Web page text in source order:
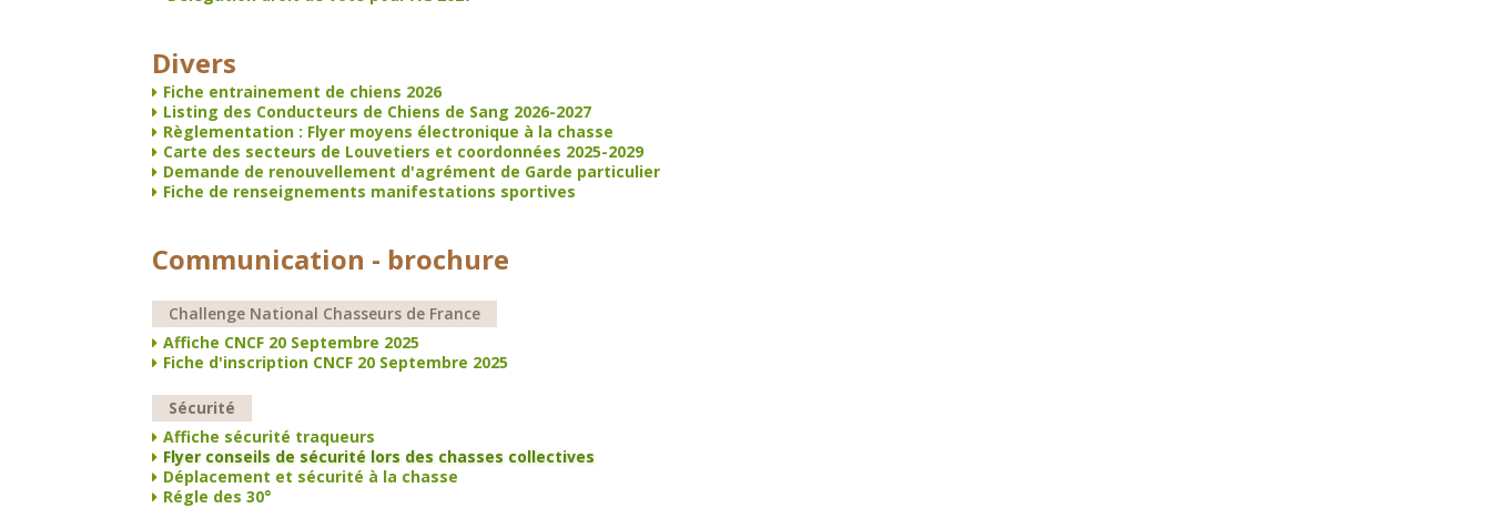
Divers
Fiche entrainement de chiens 2026
Listing des Conducteurs de Chiens de Sang 2026-2027
Règlementation : Flyer moyens électronique à la chasse
Carte des secteurs de Louvetiers et coordonnées 2025-2029
Demande de renouvellement d'agrément de Garde particulier
Fiche de renseignements manifestations sportives
Communication - brochure
Challenge National Chasseurs de France
Affiche CNCF 20 Septembre 2025
Fiche d'inscription CNCF 20 Septembre 2025
Sécurité
Affiche sécurité traqueurs
Flyer conseils de sécurité lors des chasses collectives
Déplacement et sécurité à la chasse
Régle des 30°